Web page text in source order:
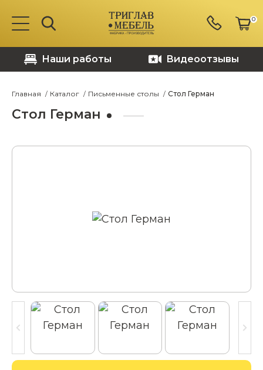
0
Наши работы Видеоотзывы
Главная Каталог Письменные столы Стол Герман
Стол Герман